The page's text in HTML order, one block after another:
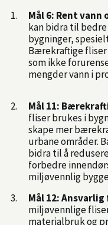
Mål 6: Rent
kan bidra til
bygninger,
Bærekraftige fliser
som ikke
mengder vann i
Mål 11:
fliser brukes i
skape mer
urbane områder.
bidra til å
forbedre
miljøvennlig
Mål 12:
miljøvennlige
materialbruk og